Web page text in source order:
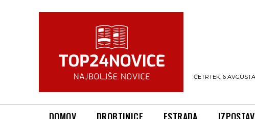
ČETRTEK, 6
DOMOV DROBTINICE ESTRADA